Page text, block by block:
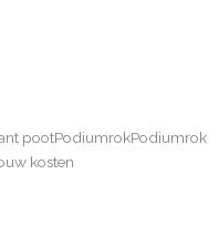
pootPodiumrokPodiumrok
kosten